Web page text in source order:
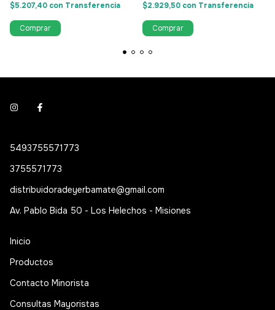
$5.207,40 con Transferencia $2.929,50 con Transferencia
5493755571773
3755571773
distribuidoradeyerbamate@gmail.com
Av. Pablo Bida 50 - Los Helechos - Misiones
Inicio
Productos
Contacto Minorista
Consultas Mayoristas